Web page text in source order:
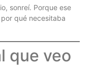
sonreí. Porque ese
qué necesitaba
que veo